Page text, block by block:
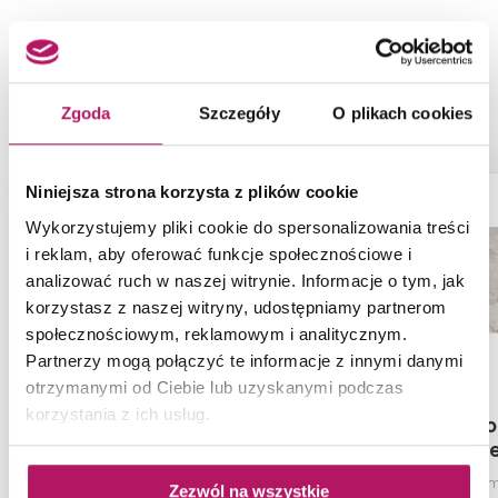
Zgoda Szczegóły O plikach cookies
Niniejsza strona korzysta z plików cookie
Wykorzystujemy pliki cookie do spersonalizowania treści
i reklam, aby oferować funkcje społecznościowe i
analizować ruch w naszej witrynie. Informacje o tym, jak
korzystasz z naszej witryny, udostępniamy partnerom
społecznościowym, reklamowym i analitycznym.
Partnerzy mogą połączyć te informacje z innymi danymi
otrzymanymi od Ciebie lub uzyskanymi podczas
korzystania z ich usług.
Zezwól na wszystkie
NASZE PROPOZYCJE ZAMIAST
PRODUKTU TUBĄDZIN MAXIMA
BROWN 1
Domino Linva
Dekor ścienny 2-elementowy
Domino
3
Obraz gresowy